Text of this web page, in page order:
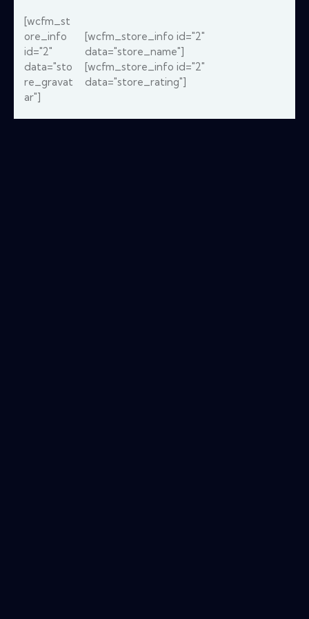
[wcfm_st
ore_info
id="2"
data="sto
re_gravat
ar"]
[wcfm_store_info id="2"
data="store_name"]
[wcfm_store_info id="2"
data="store_rating"]